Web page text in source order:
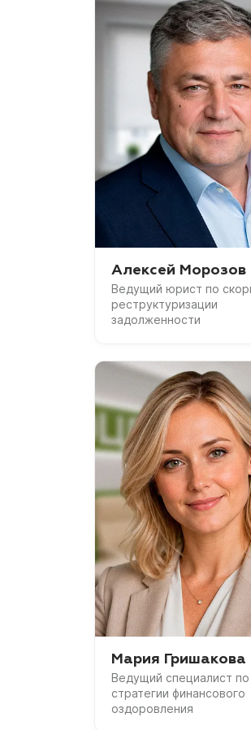
Алексей Морозов
Ведущий юрист по
реструктуризации
задолженности
Мария Гришакова
Ведущий специалист по
стратегии финансового
оздоровления